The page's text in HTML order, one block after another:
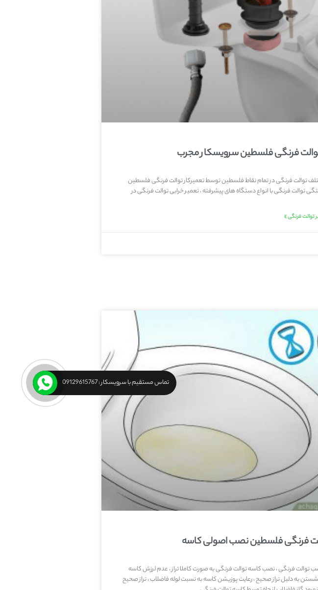
فرنگی فلسطین سرویسکار مجرب
توالت فرنگی در تمام نقاط فلسطین توسط تعمیرکار توالت فرنگی فلسطین
توالت فرنگی با انواع دستگاه های پیشرفته ، تعمیر خرابی توالت فرنگی در
توالت فرنگی »
فرنگی فلسطین نصب اصولی کاسه
توالت فرنگی ، نصب کاسه توالت فرنگی به صورت کاملا تراز ، عدم لرزش کاسه
به دلیل تراز صحیح ، رعایت پوزیشن کاسه به نسبت لوله فاضلاب ، تراز صحیح
تماس مستقیم با سرویسکار : 09129615767